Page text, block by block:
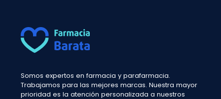
Somos expertos en farmacia y parafarmacia.
Trabajamos para las mejores marcas. Nuestra mayor
prioridad es la atención personalizada a nuestros